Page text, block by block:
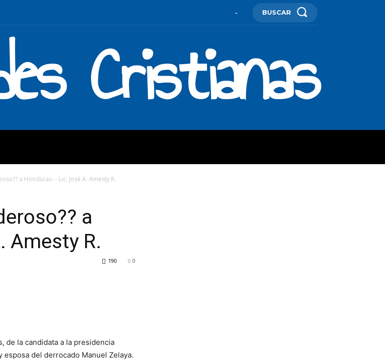
- BUSCAR
Cristianas
a Honduras -- Lic. José A. Amesty R.
a
Amesty R.
0
190
de la candidata a la presidencia
del derrocado Manuel Zelaya.